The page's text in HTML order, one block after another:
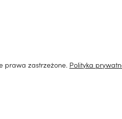
prawa zastrzeżone. Polityka